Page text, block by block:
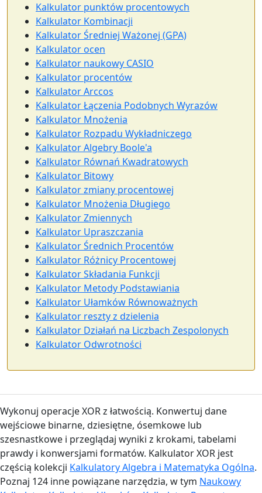
Kalkulator punktów procentowych
Kalkulator Kombinacji
Kalkulator Średniej Ważonej (GPA)
Kalkulator ocen
Kalkulator naukowy CASIO
Kalkulator procentów
Kalkulator Arccos
Kalkulator Łączenia Podobnych Wyrazów
Kalkulator Mnożenia
Kalkulator Rozpadu Wykładniczego
Kalkulator Algebry Boole'a
Kalkulator Równań Kwadratowych
Kalkulator Bitowy
Kalkulator zmiany procentowej
Kalkulator Mnożenia Długiego
Kalkulator Zmiennych
Kalkulator Upraszczania
Kalkulator Średnich Procentów
Kalkulator Różnicy Procentowej
Kalkulator Składania Funkcji
Kalkulator Metody Podstawiania
Kalkulator Ułamków Równoważnych
Kalkulator reszty z dzielenia
Kalkulator Działań na Liczbach Zespolonych
Kalkulator Odwrotności
Wykonuj operacje XOR z łatwością. Konwertuj dane
wejściowe binarne, dziesiętne, ósemkowe lub
szesnastkowe i przeglądaj wyniki z krokami, tabelami
prawdy i konwersjami formatów. Kalkulator XOR jest
częścią kolekcji Kalkulatory Algebra i Matematyka Ogólna.
Poznaj 124 inne powiązane narzędzia, w tym Naukowy